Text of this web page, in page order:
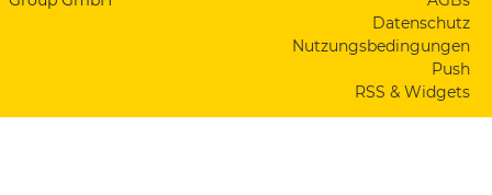
Datenschutz
Nutzungsbedingungen
Push
RSS & Widgets